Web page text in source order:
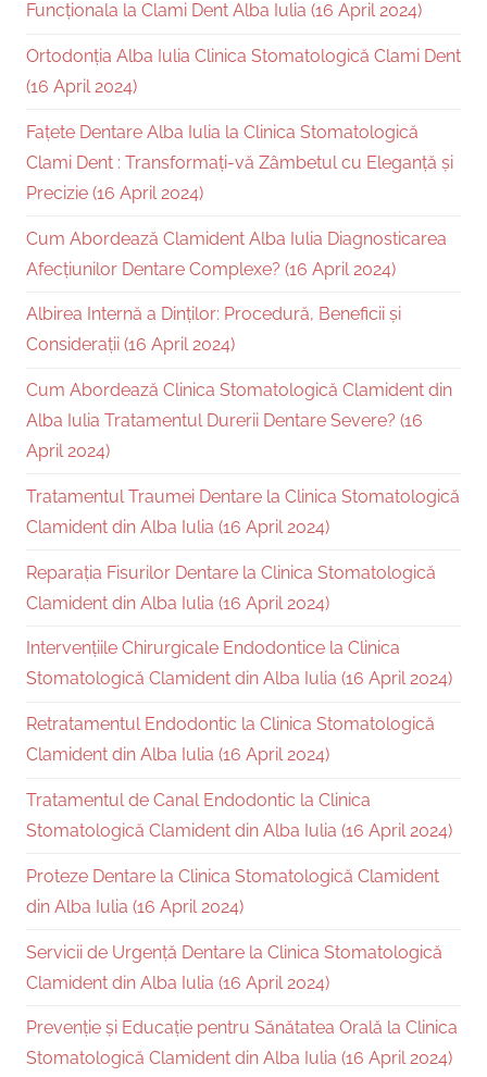
Funcționala la Clami Dent Alba Iulia (16 April 2024)
Ortodonția Alba Iulia Clinica Stomatologică Clami Dent
(16 April 2024)
Fațete Dentare Alba Iulia la Clinica Stomatologică
Clami Dent : Transformați-vă Zâmbetul cu Eleganță și
Precizie (16 April 2024)
Cum Abordează Clamident Alba Iulia Diagnosticarea
Afecțiunilor Dentare Complexe? (16 April 2024)
Albirea Internă a Dinților: Procedură, Beneficii și
Considerații (16 April 2024)
Cum Abordează Clinica Stomatologică Clamident din
Alba Iulia Tratamentul Durerii Dentare Severe? (16
April 2024)
Tratamentul Traumei Dentare la Clinica Stomatologică
Clamident din Alba Iulia (16 April 2024)
Reparația Fisurilor Dentare la Clinica Stomatologică
Clamident din Alba Iulia (16 April 2024)
Intervențiile Chirurgicale Endodontice la Clinica
Stomatologică Clamident din Alba Iulia (16 April 2024)
Retratamentul Endodontic la Clinica Stomatologică
Clamident din Alba Iulia (16 April 2024)
Tratamentul de Canal Endodontic la Clinica
Stomatologică Clamident din Alba Iulia (16 April 2024)
Proteze Dentare la Clinica Stomatologică Clamident
din Alba Iulia (16 April 2024)
Servicii de Urgență Dentare la Clinica Stomatologică
Clamident din Alba Iulia (16 April 2024)
Prevenție și Educație pentru Sănătatea Orală la Clinica
Stomatologică Clamident din Alba Iulia (16 April 2024)